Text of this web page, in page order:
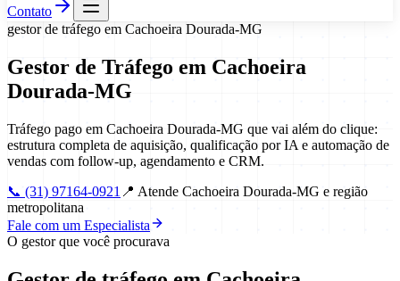
Contato
gestor de tráfego em Cachoeira Dourada-MG
Gestor de Tráfego em Cachoeira
Dourada-MG
Tráfego pago em Cachoeira Dourada-MG que vai além do clique:
estrutura completa de aquisição, qualificação por IA e automação de
vendas com follow-up, agendamento e CRM.
📞 (31) 97164-0921 📍 Atende Cachoeira Dourada-MG e região
metropolitana
Fale com um Especialista
O gestor que você procurava